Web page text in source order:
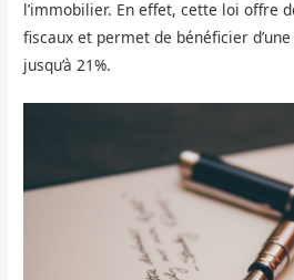
l’immobilier. En effet, cette loi offre
fiscaux et permet de bénéficier
jusqu’à 21%.